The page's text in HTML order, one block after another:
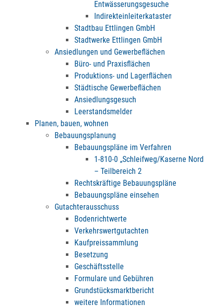
Entwässerungsgesuche
Indirekteinleiterkataster
Stadtbau Ettlingen GmbH
Stadtwerke Ettlingen GmbH
Ansiedlungen und Gewerbeflächen
Büro- und Praxisflächen
Produktions- und Lagerflächen
Städtische Gewerbeflächen
Ansiedlungsgesuch
Leerstandsmelder
Planen, bauen, wohnen
Bebauungsplanung
Bebauungspläne im Verfahren
1-810-0 „Schleifweg/Kaserne Nord
– Teilbereich 2
Rechtskräftige Bebauungspläne
Bebauungspläne einsehen
Gutachterausschuss
Bodenrichtwerte
Verkehrswertgutachten
Kaufpreissammlung
Besetzung
Geschäftsstelle
Formulare und Gebühren
Grundstücksmarktbericht
weitere Informationen